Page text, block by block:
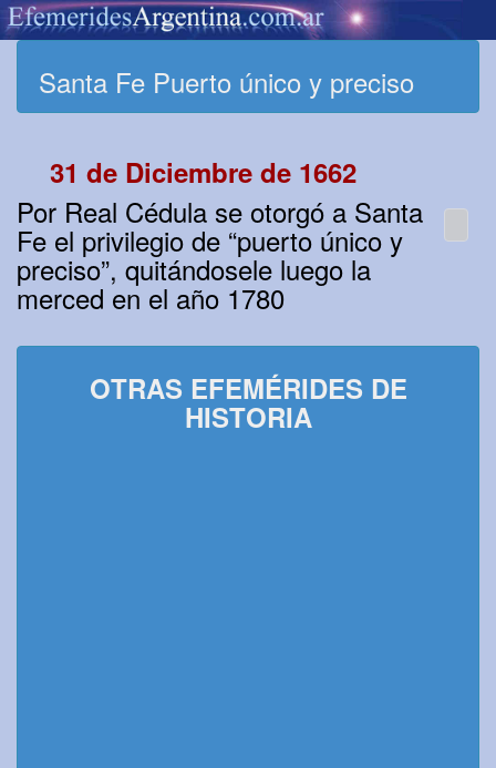
Santa Fe Puerto único y preciso
31 de Diciembre de 1662
Por Real Cédula se otorgó a Santa
Fe el privilegio de “puerto único y
preciso”, quitándosele luego la
merced en el año 1780
OTRAS EFEMÉRIDES DE
HISTORIA